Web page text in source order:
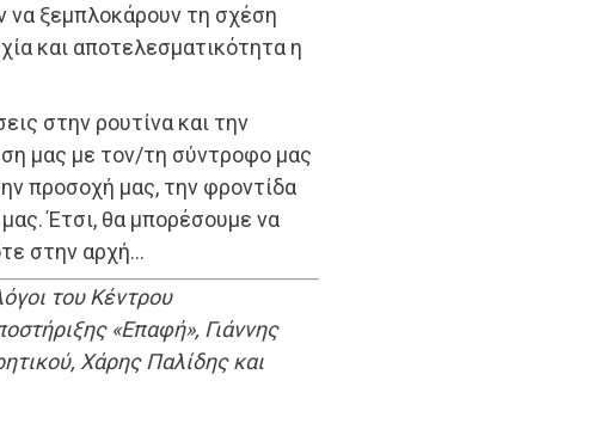
να ξεμπλοκάρουν τη σχέση
και αποτελεσματικότητα η
στην ρουτίνα και την
μας με τον/τη σύντροφο μας
προσοχή μας, την φροντίδα
Έτσι, θα μπορέσουμε να
στην αρχή…
του Κέντρου
«Επαφή», Γιάννης
Χάρης Παλίδης και